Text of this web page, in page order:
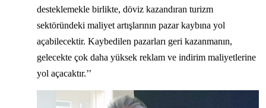
desteklemekle birlikte, döviz kazandıran turizm
sektöründeki maliyet artışlarının pazar kaybına yol
açabilecektir. Kaybedilen pazarları geri kazanmanın,
gelecekte çok daha yüksek reklam ve indirim maliyetlerine
yol açacaktır.’’